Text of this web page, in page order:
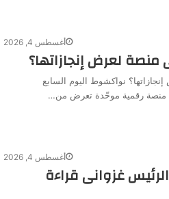
أغسطس 4, 2026
لعرض إنجازاتها؟
نواكشوط اليوم السابع
منصة رقمية موحّدة تعرض من…
أغسطس 4, 2026
غزوانى قراءة